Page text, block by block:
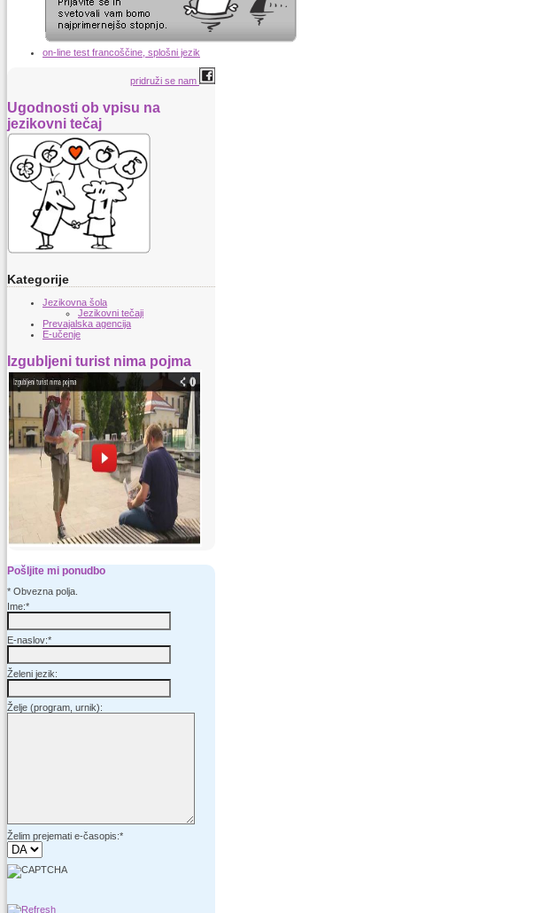
on-line test francoščine, splošni jezik
pridruži se nam
Ugodnosti ob vpisu na
jezikovni tečaj
Kategorije
Jezikovna šola
Jezikovni tečaji
Prevajalska agencija
E-učenje
Izgubljeni turist nima pojma
Pošljite mi ponudbo
* Obvezna polja.
Ime:*
E-naslov:*
Želeni jezik:
Želje (program, urnik):
Želim prejemati e-časopis:*